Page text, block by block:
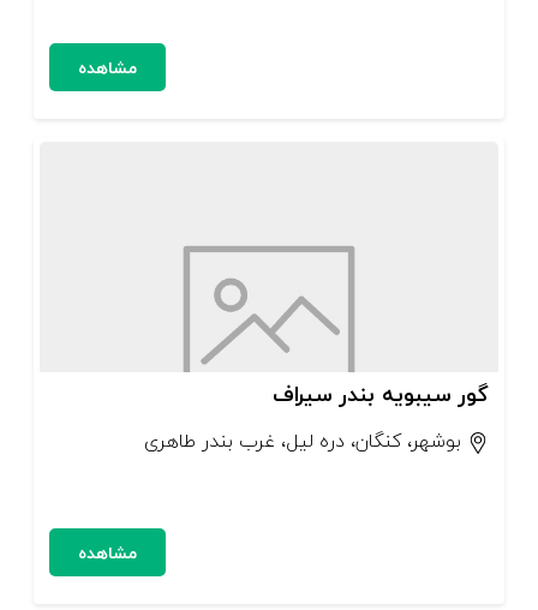
مشاهده
گور سیبویه بندر سیراف
بوشهر، کنگان، دره لیل، غرب بندر طاهری
مشاهده